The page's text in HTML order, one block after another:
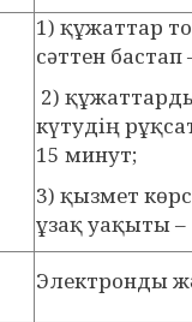
1) құжаттар
сәттен
2)
күтудің
15 минут;
3) қызмет
ұзақ уақыты
Электронды